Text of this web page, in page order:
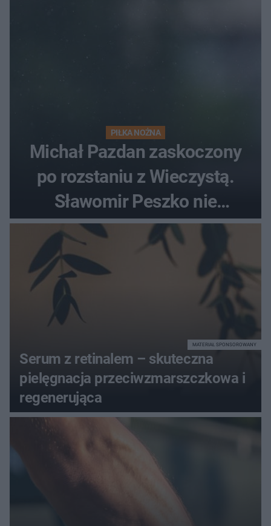
PIŁKA NOŻNA
Michał Pazdan zaskoczony
po rozstaniu z Wieczystą.
Sławomir Peszko nie
dotrzymał słowa?
Serum z retinalem – skuteczna
pielęgnacja przeciwzmarszczkowa i
regenerująca
MATERIAŁ SPONSOROWANY